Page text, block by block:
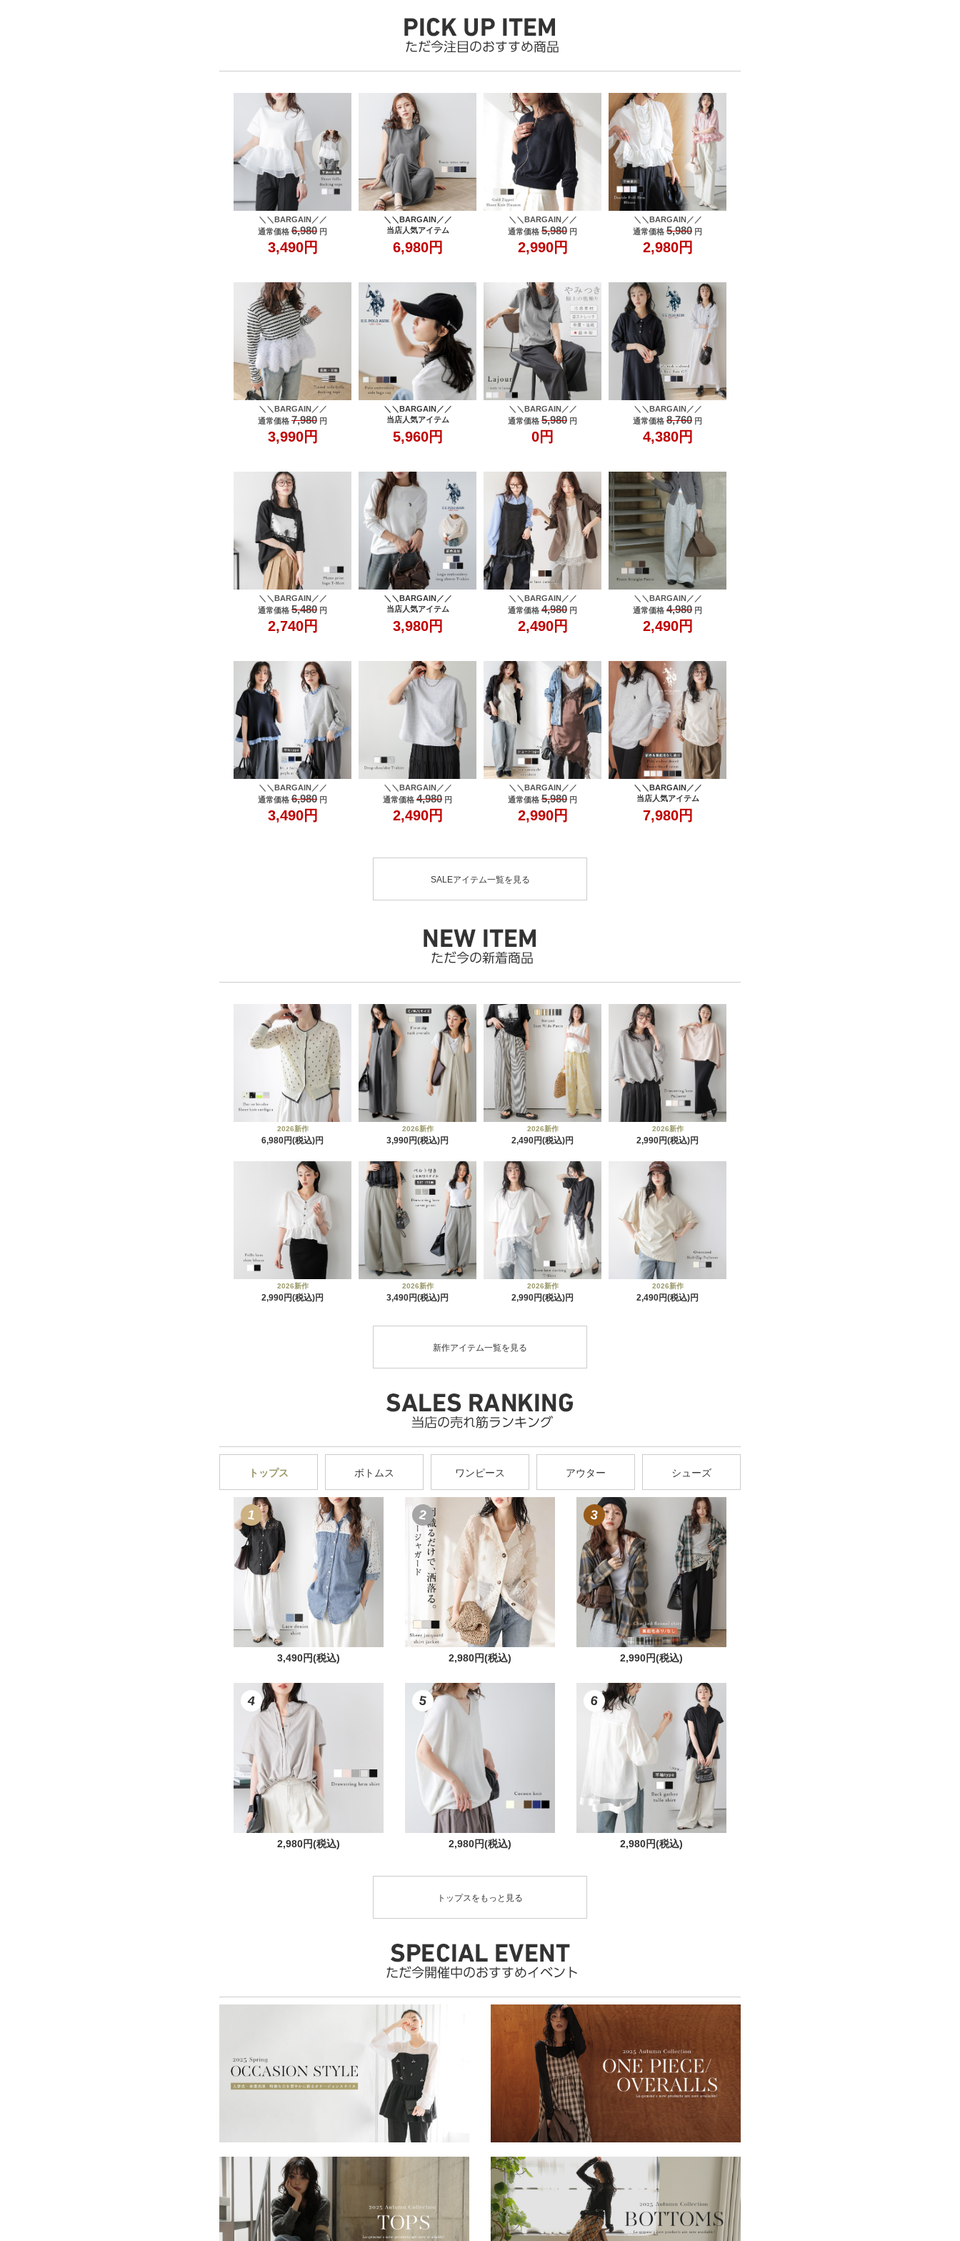
2026新作
6,980円(税込)
2026新作
3,990円(税込)
2026新作
2,490円(税込)
2026新作
2,990円(税込)
2026新作
2,990円(税込)
2026新作
3,490円(税込)
2026新作
2,990円(税込)
2026新作
2,490円(税込)
新作アイテム一覧を見る
トップス ボトムス ワンピース アウター シューズ
3,490円(税込)
1
2,980円(税込)
2
2,990円(税込)
3
2,980円(税込)
4
2,980円(税込)
5
2,980円(税込)
6
トップスをもっと見る